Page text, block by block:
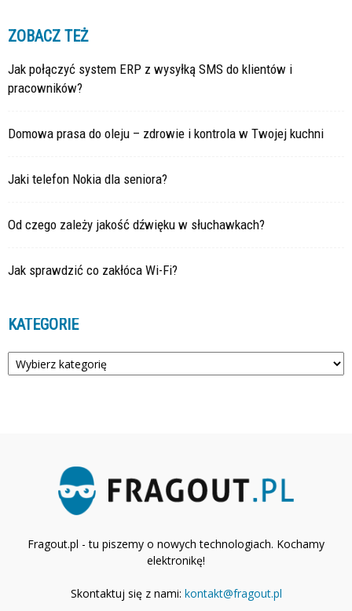
ZOBACZ TEŻ
Jak połączyć system ERP z wysyłką SMS do klientów i
pracowników?
Domowa prasa do oleju – zdrowie i kontrola w Twojej kuchni
Jaki telefon Nokia dla seniora?
Od czego zależy jakość dźwięku w słuchawkach?
Jak sprawdzić co zakłóca Wi-Fi?
KATEGORIE
Kategorie
Fragout.pl - tu piszemy o nowych technologiach. Kochamy
elektronikę!
Skontaktuj się z nami: kontakt@fragout.pl